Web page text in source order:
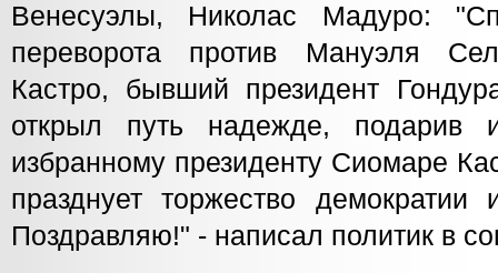
Венесуэлы, Николас Мадуро:
переворота против Мануэля
Кастро, бывший президент
открыл путь надежде, подарив
избранному президенту Сиомаре
празднует торжество
Поздравляю!" - написал политик в